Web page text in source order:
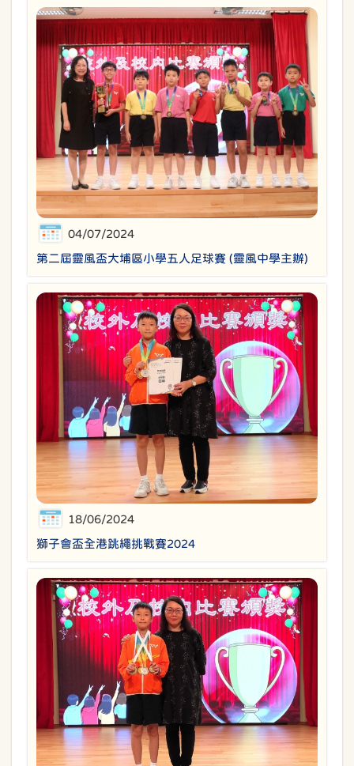
04/07/2024
第二屆靈風盃大埔區小學五人足球賽 (靈風中學主辦)
18/06/2024
獅子會盃全港跳繩挑戰賽2024